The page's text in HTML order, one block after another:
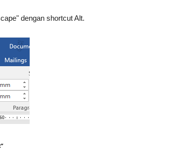
dengan shortcut Alt.